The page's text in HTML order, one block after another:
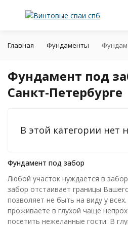
Главная Фундаменты
Фундамент под
Санкт-Петербурге
В этой категории нет
Фундамент под забор
Любой участок нуждается в
забор отстаивает границы
позволяет не быть на виду у
проживаете в глухой чаще
посетить нежеланные гости. В